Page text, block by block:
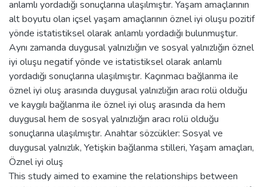
anlamlı yordadığı sonuçlarına ulaşılmıştır. Yaşam amaçlarının
alt boyutu olan içsel yaşam amaçlarının öznel iyi oluşu pozitif
yönde istatistiksel olarak anlamlı yordadığı bulunmuştur.
Aynı zamanda duygusal yalnızlığın ve sosyal yalnızlığın öznel
iyi oluşu negatif yönde ve istatistiksel olarak anlamlı
yordadığı sonuçlarına ulaşılmıştır. Kaçınmacı bağlanma ile
öznel iyi oluş arasında duygusal yalnızlığın aracı rolü olduğu
ve kaygılı bağlanma ile öznel iyi oluş arasında da hem
duygusal hem de sosyal yalnızlığın aracı rolü olduğu
sonuçlarına ulaşılmıştır. Anahtar sözcükler: Sosyal ve
duygusal yalnızlık, Yetişkin bağlanma stilleri, Yaşam amaçları,
Öznel iyi oluş
This study aimed to examine the relationships between